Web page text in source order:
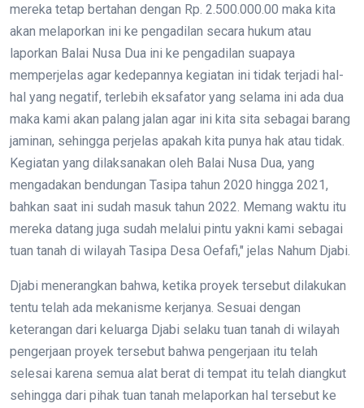
mereka tetap bertahan dengan Rp. 2.500.000.00 maka kita
akan melaporkan ini ke pengadilan secara hukum atau
laporkan Balai Nusa Dua ini ke pengadilan suapaya
memperjelas agar kedepannya kegiatan ini tidak terjadi hal-
hal yang negatif, terlebih eksafator yang selama ini ada dua
maka kami akan palang jalan agar ini kita sita sebagai barang
jaminan, sehingga perjelas apakah kita punya hak atau tidak.
Kegiatan yang dilaksanakan oleh Balai Nusa Dua, yang
mengadakan bendungan Tasipa tahun 2020 hingga 2021,
bahkan saat ini sudah masuk tahun 2022. Memang waktu itu
mereka datang juga sudah melalui pintu yakni kami sebagai
tuan tanah di wilayah Tasipa Desa Oefafi," jelas Nahum Djabi.
Djabi menerangkan bahwa, ketika proyek tersebut dilakukan
tentu telah ada mekanisme kerjanya. Sesuai dengan
keterangan dari keluarga Djabi selaku tuan tanah di wilayah
pengerjaan proyek tersebut bahwa pengerjaan itu telah
selesai karena semua alat berat di tempat itu telah diangkut
sehingga dari pihak tuan tanah melaporkan hal tersebut ke